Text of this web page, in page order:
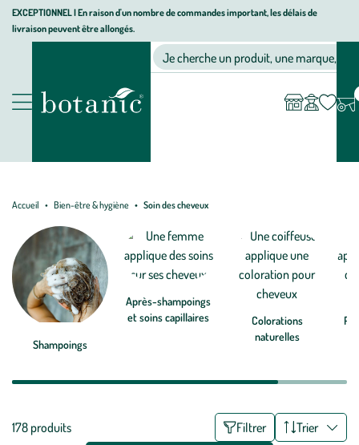
Aller
Aller
au
Aller
au
page
EXCEPTIONNEL I En raison d'un nombre de commandes important, les délais de
livraison peuvent être allongés.
Nos
animalerie,
décoration,
botanic®
Je cherche un produit, une marque, un
compte
Accueil Bien-être & hygiène Soin des cheveux
Shampoings
Après-shampoings
et soins capillaires
Colorations
naturelles
Liste
178 produits Filtrer
Trier